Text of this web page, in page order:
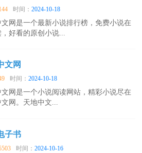
时间：2024-10-18
文网是一个最新小说排行榜，免费小说在
好看的原创小说...
文网
时间：2024-10-18
文网是一个小说阅读网站，精彩小说尽在
文网。天地中文...
子书
时间：2024-10-16